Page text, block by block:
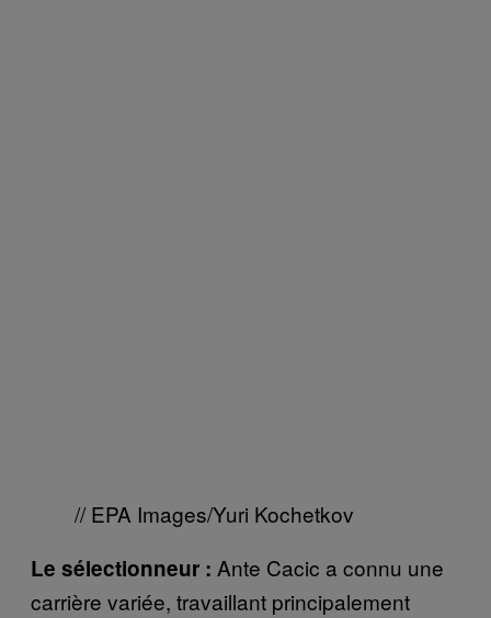
// EPA Images/Yuri Kochetkov
Le sélectionneur : Ante Cacic a connu une
carrière variée, travaillant principalement